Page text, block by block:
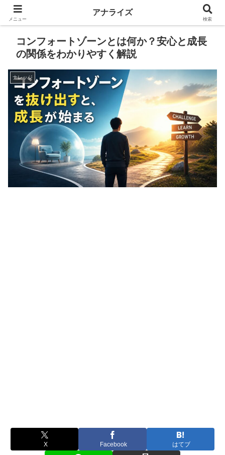
コンフォートゾーンとは何か？安心と成長
の関係をわかりやすく解説
ナレッジ
X Facebook はてブ
メニュー
アナライズ
検索